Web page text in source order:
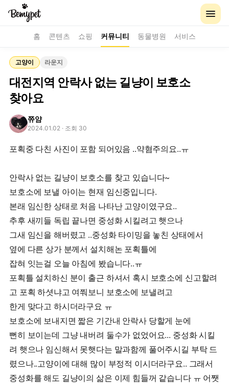
홈 콘텐츠 쇼핑 커뮤니티 동물병원 서비스
고양이 라운지
대전지역 안락사 없는 길냥이 보호소
찾아요
쮸얌
2024.01.02 · 조회 30
포획중 다친 사진이 포함 되어있음 ..약혐주의요..ㅠ
안락사 없는 길냥이 보호소를 찾고 있습니다~
보호소에 보낼 아이는 현재 임신중입니다.
본래 임신한 상태로 처음 나타난 고양이였구요..
추후 새끼들 독립 끝나면 중성화 시킬려고 햇으나
그새 임신을 해버렸고 ..중성화 타이밍을 놓친 상태에서
옆에 다른 상가 분께서 설치해논 포획틀에
잡혀 잇는걸 오늘 아침에 봤습니다..ㅠ
포획틀 설치하신 분이 출근 하셔서 혹시 보호소에 신고할려
고 포획 하셧냐고 여쭤보니 보호소에 보낼려고
한게 맞다고 하시더라구요 ㅠ
보호소에 보내지면 짧은 기간내 안락사 당할게 눈에
뻔히 보이는데 그냥 내버려 둘수가 없었어요... 중성화 시킬
려 햇으나 임신해서 못햇다는 말과함께 풀어주시길 부탁 드
렸으나..고양이에 대해 많이 부정적 이시더라구요.. 그래서
중성화를 해도 길냥이의 삶은 이제 힘들꺼 같습니다 ㅠ 어쨋